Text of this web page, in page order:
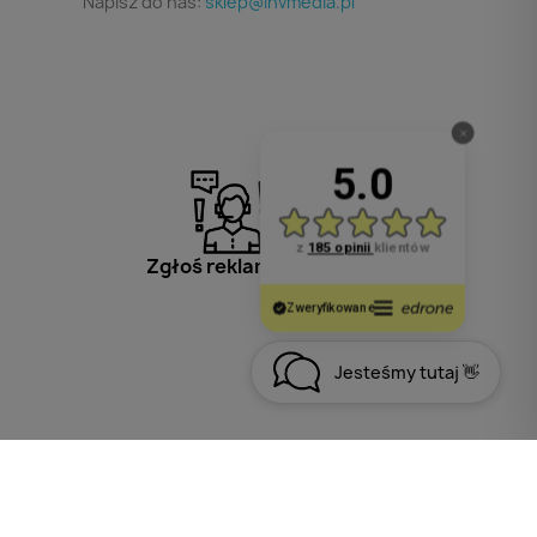
Jesteśmy tutaj 👋
Zgłoś reklamację